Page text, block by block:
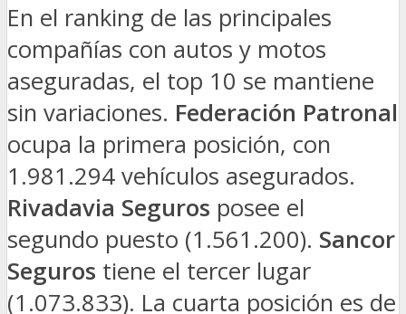
En el ranking de las principales
compañías con autos y motos
aseguradas, el top 10 se mantiene
sin variaciones. Federación Patronal
ocupa la primera posición, con
1.981.294 vehículos asegurados.
Rivadavia Seguros posee el
segundo puesto (1.561.200). Sancor
Seguros tiene el tercer lugar
(1.073.833). La cuarta posición es de